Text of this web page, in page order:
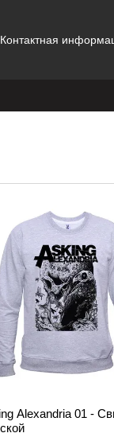
Контактная
Alexandria 01 -